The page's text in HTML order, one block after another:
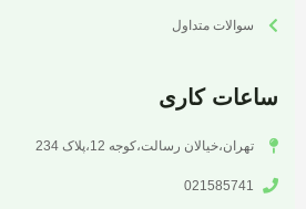
سوالات متداول
ساعات کاری
تهران،خیالان رسالت،کوجه 12،پلاک 234
021585741